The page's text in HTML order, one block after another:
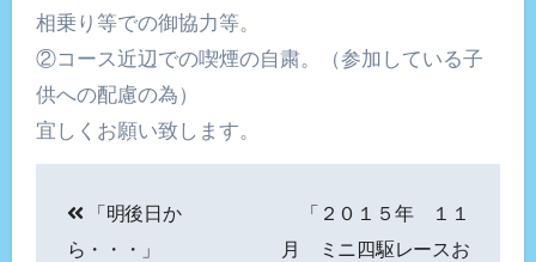
相乗り等での御協力等。
②コース近辺での喫煙の自粛。（参加している子
供への配慮の為）
宜しくお願い致します。
稿
「明後日か
ら・・・」
「２０１５年 １１
月 ミニ四駆レースお